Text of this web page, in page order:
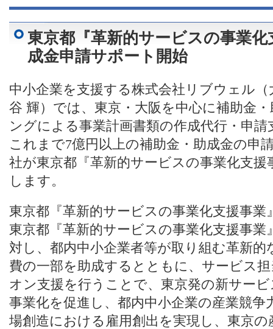
東京都『革新的サービスの事業化
成金申請サポート開始
中小企業を支援する株式会社リブウェル
谷 輝）では、東京・大阪を中心に補助金
ングによる事業計画書類の作成代行・申
これまで7億円以上の補助金・助成金の申
社が東京都『革新的サービスの事業化支
します。
東京都『革新的サービスの事業化支援事業
東京都『革新的サービスの事業化支援事
対し、都内中小企業者等が取り組む革新
費の一部を助成するとともに、サービス
オン支援を行うことで、東京発の新サー
事業化を促進し、都内中小企業の産業競争
場創造における雇用創出を実現し、東京